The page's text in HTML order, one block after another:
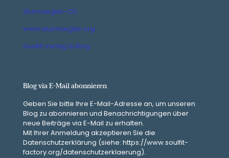
Sturmsegler-CD
www.sturmsegler.org
Soulfit Verlag & Blog
Blog via E-Mail abonnieren
Geben Sie bitte Ihre E-Mail-Adresse an, um unseren
Blog zu abonnieren und Benachrichtigungen über
neue Beiträge via E-Mail zu erhalten.
Mit Ihrer Anmeldung akzeptieren Sie die
Datenschutzerklärung (siehe: https://www.soulfit-
factory.org/datenschutzerklaerung).